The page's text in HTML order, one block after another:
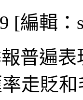
[編輯：
普遍
走貶